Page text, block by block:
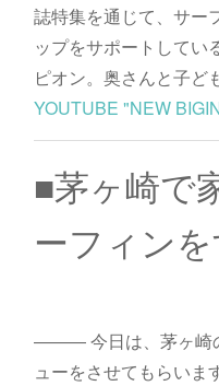
誌特集を通じて、サー
ップをサポートしてい
ピオン。奥さんと子ど
YOUTUBE "NEW
■茅ヶ崎で
ーフィン
――― 今日は、茅ヶ崎
ューをさせてもらいま